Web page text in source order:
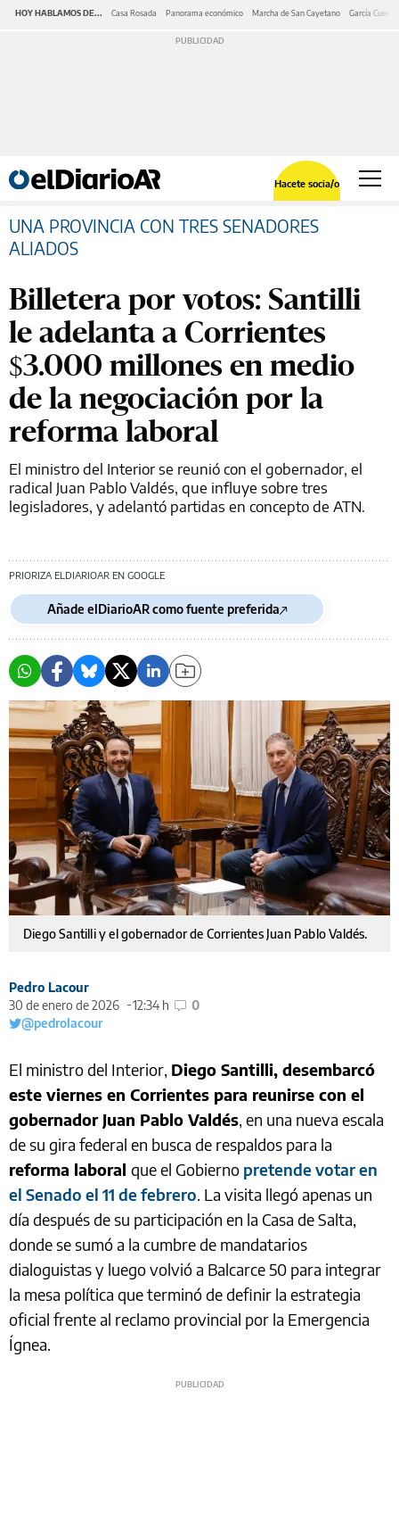
HOY HABLAMOS DE... Casa Rosada Panorama económico Marcha de San Cayetano García Cuerva
Hacete socia/o
UNA PROVINCIA CON TRES SENADORES
ALIADOS
Billetera por votos: Santilli
le adelanta a Corrientes
$3.000 millones en medio
de la negociación por la
reforma laboral
El ministro del Interior se reunió con el gobernador, el
radical Juan Pablo Valdés, que influye sobre tres
legisladores, y adelantó partidas en concepto de ATN.
PRIORIZA ELDIARIOAR EN GOOGLE
Añade elDiarioAR como fuente preferida
Diego Santilli y el gobernador de Corrientes Juan Pablo Valdés.
Pedro Lacour
30 de enero de 2026
12:34 h
0
@pedrolacour
El ministro del Interior, Diego Santilli, desembarcó
este viernes en Corrientes para reunirse con el
gobernador Juan Pablo Valdés, en una nueva escala
de su gira federal en busca de respaldos para la
reforma laboral que el Gobierno pretende votar en
el Senado el 11 de febrero. La visita llegó apenas un
día después de su participación en la Casa de Salta,
donde se sumó a la cumbre de mandatarios
dialoguistas y luego volvió a Balcarce 50 para integrar
la mesa política que terminó de definir la estrategia
oficial frente al reclamo provincial por la Emergencia
Ígnea.